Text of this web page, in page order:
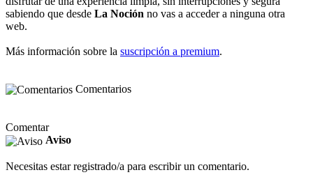
sabiendo que desde La Noción no vas a acceder a ninguna otra
web.
Más información sobre la suscripción a premium.
Comentarios
Comentar
Aviso
Necesitas estar registrado/a para escribir un comentario.